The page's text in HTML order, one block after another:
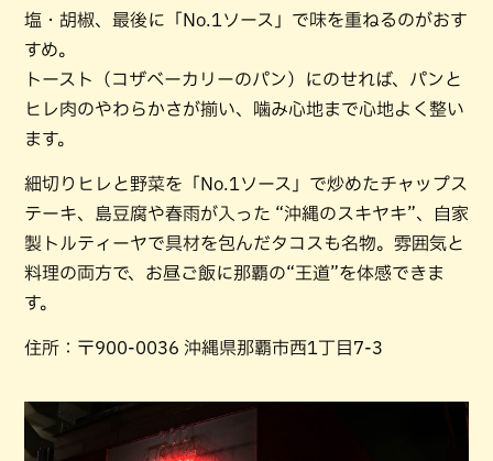
塩・胡椒、最後に「No.1ソース」で味を重ねるのがおす
すめ。
トースト（コザベーカリーのパン）にのせれば、パンと
ヒレ肉のやわらかさが揃い、噛み心地まで心地よく整い
ます。
細切りヒレと野菜を「No.1ソース」で炒めたチャップス
テーキ、島豆腐や春雨が入った “沖縄のスキヤキ”、自家
製トルティーヤで具材を包んだタコスも名物。雰囲気と
料理の両方で、お昼ご飯に那覇の“王道”を体感できま
す。
住所：〒900-0036 沖縄県那覇市西1丁目7-3